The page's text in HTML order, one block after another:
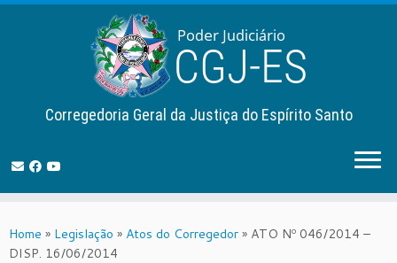
to
content
Corregedoria Geral da Justiça do Espírito Santo
Home » Legislação » Atos do Corregedor » ATO Nº 046/2014 –
DISP. 16/06/2014